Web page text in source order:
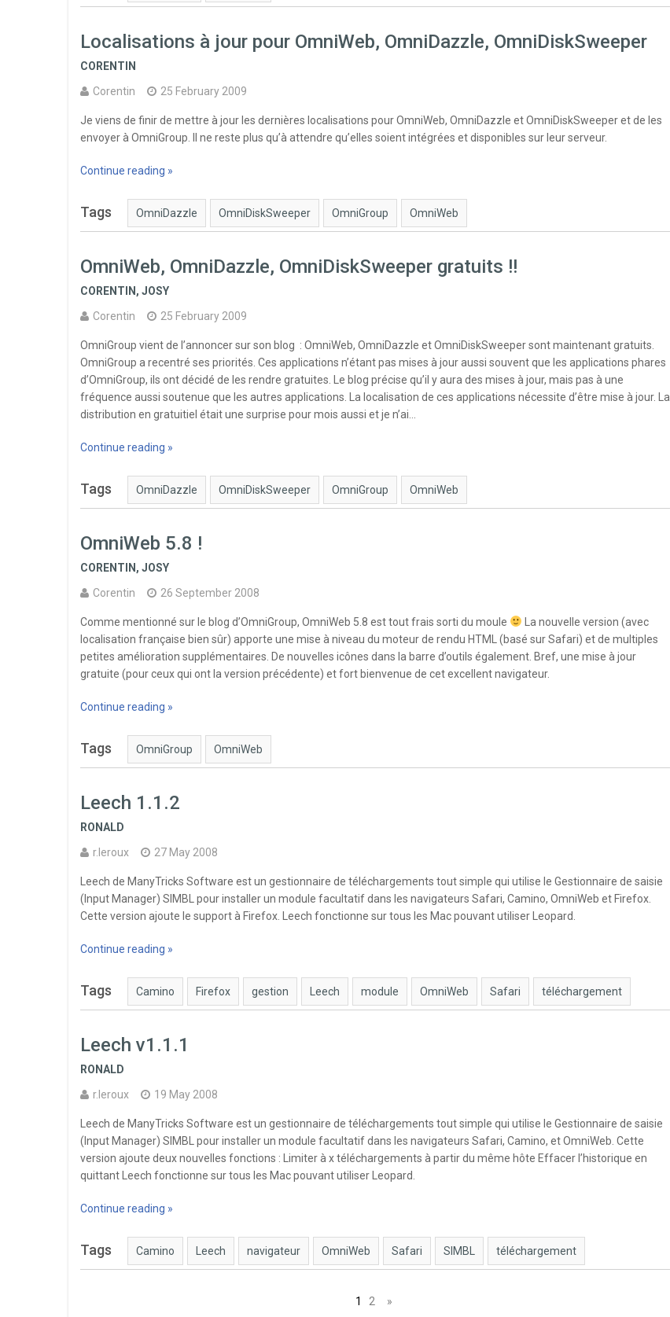
Localisations à jour pour OmniWeb, OmniDazzle, OmniDiskSweeper
CORENTIN
Corentin
25 February 2009
Je viens de finir de mettre à jour les dernières localisations pour OmniWeb, OmniDazzle et OmniDiskSweeper et de les
envoyer à OmniGroup. Il ne reste plus qu’à attendre qu’elles soient intégrées et disponibles sur leur serveur.
Continue reading »
Tags OmniDazzle OmniDiskSweeper OmniGroup OmniWeb
OmniWeb, OmniDazzle, OmniDiskSweeper gratuits !!
CORENTIN , JOSY
Corentin
25 February 2009
OmniGroup vient de l’annoncer sur son blog : OmniWeb, OmniDazzle et OmniDiskSweeper sont maintenant gratuits.
OmniGroup a recentré ses priorités. Ces applications n’étant pas mises à jour aussi souvent que les applications phares
d’OmniGroup, ils ont décidé de les rendre gratuites. Le blog précise qu’il y aura des mises à jour, mais pas à une
fréquence aussi soutenue que les autres applications. La localisation de ces applications nécessite d’être mise à jour. La
distribution en gratuitiel était une surprise pour mois aussi et je n’ai…
Continue reading »
Tags OmniDazzle OmniDiskSweeper OmniGroup OmniWeb
OmniWeb 5.8 !
CORENTIN , JOSY
Corentin
26 September 2008
Comme mentionné sur le blog d’OmniGroup, OmniWeb 5.8 est tout frais sorti du moule
La nouvelle version (avec
localisation française bien sûr) apporte une mise à niveau du moteur de rendu HTML (basé sur Safari) et de multiples
petites amélioration supplémentaires. De nouvelles icônes dans la barre d’outils également. Bref, une mise à jour
gratuite (pour ceux qui ont la version précédente) et fort bienvenue de cet excellent navigateur.
Continue reading »
Tags OmniGroup OmniWeb
Leech 1.1.2
RONALD
r.leroux
27 May 2008
Leech de ManyTricks Software est un gestionnaire de téléchargements tout simple qui utilise le Gestionnaire de saisie
(Input Manager) SIMBL pour installer un module facultatif dans les navigateurs Safari, Camino, OmniWeb et Firefox.
Cette version ajoute le support à Firefox. Leech fonctionne sur tous les Mac pouvant utiliser Leopard.
Continue reading »
Tags Camino Firefox gestion Leech module OmniWeb Safari téléchargement
Leech v1.1.1
RONALD
r.leroux
19 May 2008
Leech de ManyTricks Software est un gestionnaire de téléchargements tout simple qui utilise le Gestionnaire de saisie
(Input Manager) SIMBL pour installer un module facultatif dans les navigateurs Safari, Camino, et OmniWeb. Cette
version ajoute deux nouvelles fonctions : Limiter à x téléchargements à partir du même hôte Effacer l’historique en
quittant Leech fonctionne sur tous les Mac pouvant utiliser Leopard.
Continue reading »
Tags Camino Leech navigateur OmniWeb Safari SIMBL téléchargement
1 2 »